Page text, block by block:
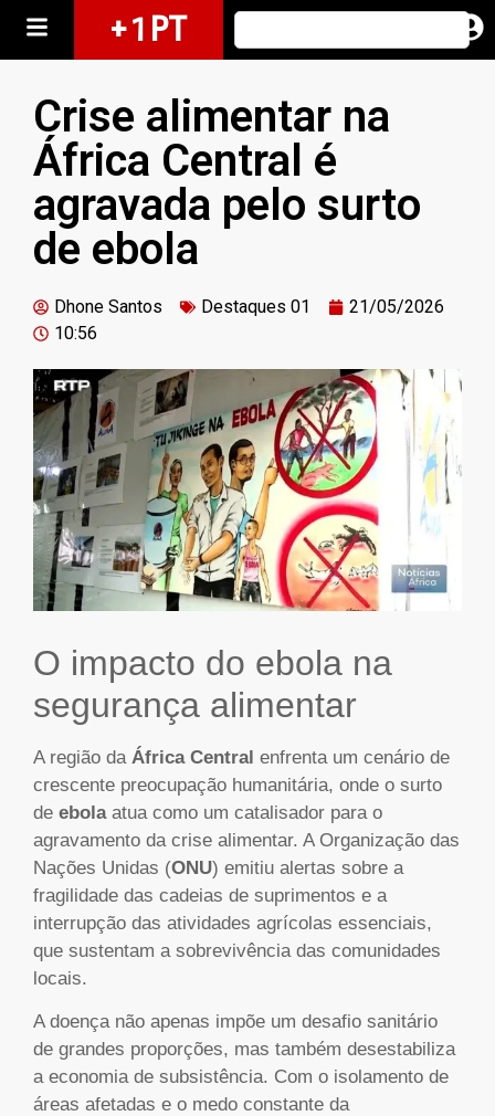
+ 1 PT
Crise alimentar na
África Central é
agravada pelo surto
de ebola
Dhone Santos Destaques 01
21/05/2026
10:56
O impacto do ebola na
segurança alimentar
A região da África Central enfrenta um cenário de
crescente preocupação humanitária, onde o surto
de ebolaatua como um catalisador para o
agravamento da crise alimentar. A Organização das
Nações Unidas (ONU) emitiu alertas sobre a
fragilidade das cadeias de suprimentos e a
interrupção das atividades agrícolas essenciais,
que sustentam a sobrevivência das comunidades
locais.
A doença não apenas impõe um desafio sanitário
de grandes proporções, mas também desestabiliza
a economia de subsistência. Com o isolamento de
áreas afetadas e o medo constante da